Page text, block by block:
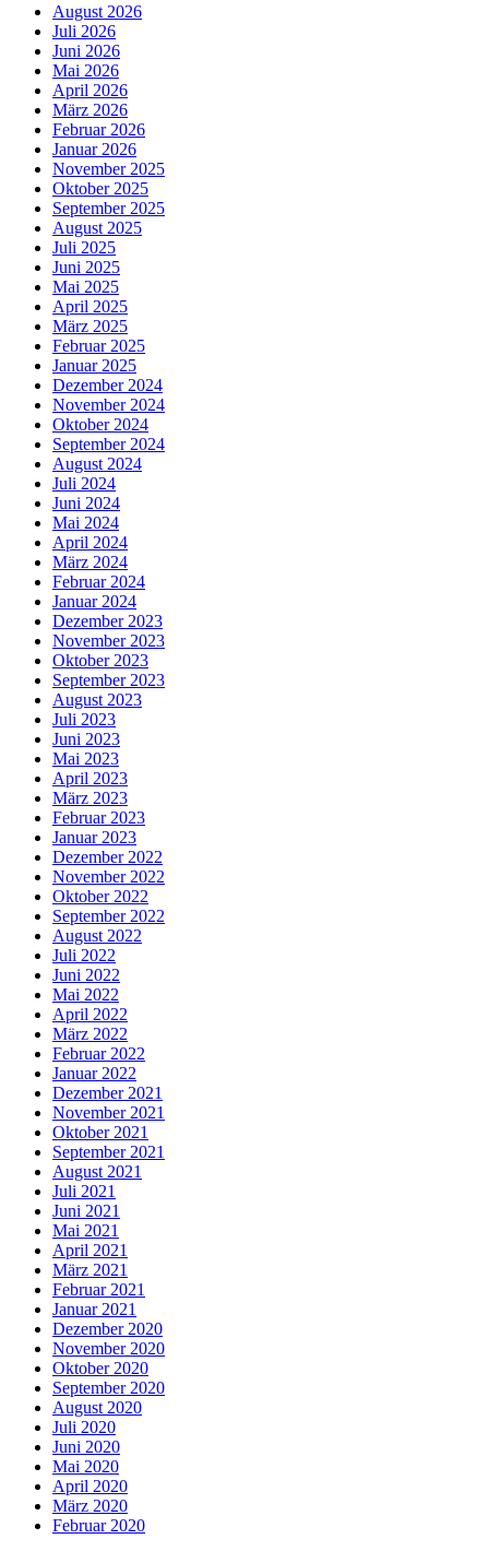
August 2026
Juli 2026
Juni 2026
Mai 2026
April 2026
März 2026
Februar 2026
Januar 2026
November 2025
Oktober 2025
September 2025
August 2025
Juli 2025
Juni 2025
Mai 2025
April 2025
März 2025
Februar 2025
Januar 2025
Dezember 2024
November 2024
Oktober 2024
September 2024
August 2024
Juli 2024
Juni 2024
Mai 2024
April 2024
März 2024
Februar 2024
Januar 2024
Dezember 2023
November 2023
Oktober 2023
September 2023
August 2023
Juli 2023
Juni 2023
Mai 2023
April 2023
März 2023
Februar 2023
Januar 2023
Dezember 2022
November 2022
Oktober 2022
September 2022
August 2022
Juli 2022
Juni 2022
Mai 2022
April 2022
März 2022
Februar 2022
Januar 2022
Dezember 2021
November 2021
Oktober 2021
September 2021
August 2021
Juli 2021
Juni 2021
Mai 2021
April 2021
März 2021
Februar 2021
Januar 2021
Dezember 2020
November 2020
Oktober 2020
September 2020
August 2020
Juli 2020
Juni 2020
Mai 2020
April 2020
März 2020
Februar 2020